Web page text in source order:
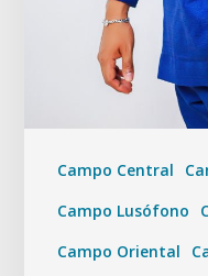
Campo Central
Campo Lusófono
Campo Oriental